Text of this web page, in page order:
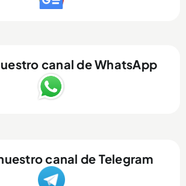
canal de WhatsApp
canal de Telegram